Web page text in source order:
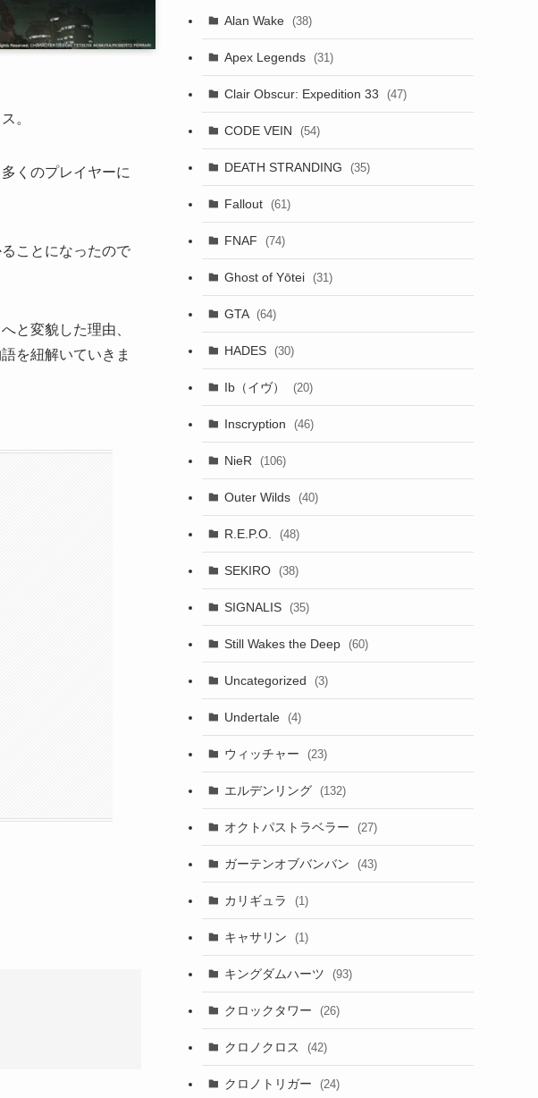
。
くのプレイヤーに
ことになったので
と変貌した理由、
を紐解いていきま
Alan Wake (38)
Apex Legends (31)
Clair Obscur: Expedition 33 (47)
CODE VEIN (54)
DEATH STRANDING (35)
Fallout (61)
FNAF (74)
Ghost of Yōtei (31)
GTA (64)
HADES (30)
Ib（イヴ） (20)
Inscryption (46)
NieR (106)
Outer Wilds (40)
R.E.P.O. (48)
SEKIRO (38)
SIGNALIS (35)
Still Wakes the Deep (60)
Uncategorized (3)
Undertale (4)
ウィッチャー (23)
エルデンリング (132)
オクトパストラベラー (27)
ガーテンオブバンバン (43)
カリギュラ (1)
キャサリン (1)
キングダムハーツ (93)
クロックタワー (26)
クロノクロス (42)
クロノトリガー (24)